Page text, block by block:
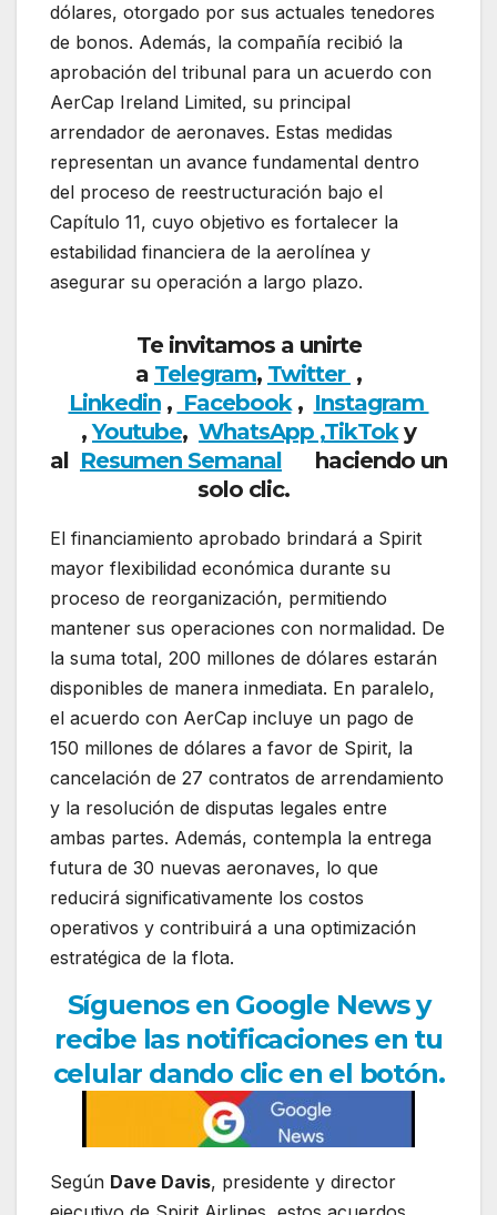
dólares, otorgado por sus actuales tenedores
de bonos. Además, la compañía recibió la
aprobación del tribunal para un acuerdo con
AerCap Ireland Limited, su principal
arrendador de aeronaves. Estas medidas
representan un avance fundamental dentro
del proceso de reestructuración bajo el
Capítulo 11, cuyo objetivo es fortalecer la
estabilidad financiera de la aerolínea y
asegurar su operación a largo plazo.
Te invitamos a unirte
a Telegram, Twitter ,
Linkedin, Facebook, Instagram
,Youtube, WhatsApp ,TikToky
al Resumen Semanal haciendo un
solo clic.
El financiamiento aprobado brindará a Spirit
mayor flexibilidad económica durante su
proceso de reorganización, permitiendo
mantener sus operaciones con normalidad. De
la suma total, 200 millones de dólares estarán
disponibles de manera inmediata. En paralelo,
el acuerdo con AerCap incluye un pago de
150 millones de dólares a favor de Spirit, la
cancelación de 27 contratos de arrendamiento
y la resolución de disputas legales entre
ambas partes. Además, contempla la entrega
futura de 30 nuevas aeronaves, lo que
reducirá significativamente los costos
operativos y contribuirá a una optimización
estratégica de la flota.
Síguenos en Google News y
recibe las notificaciones en tu
celular dando clic en el botón.
Según Dave Davis, presidente y director